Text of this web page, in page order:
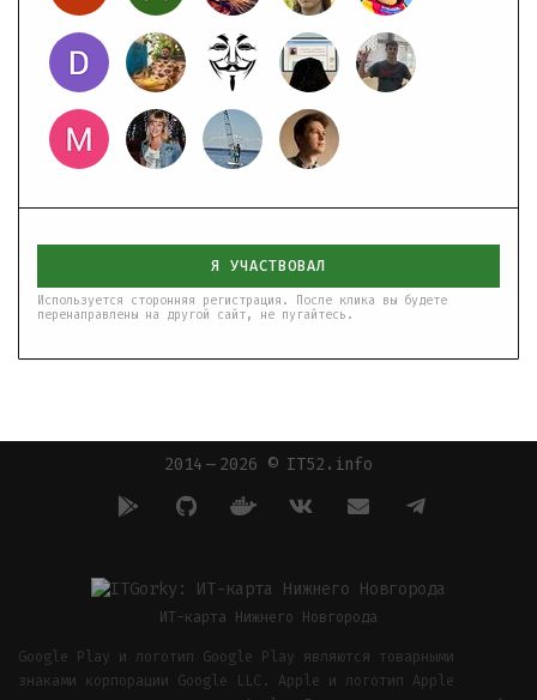
Я УЧАСТВОВАЛ
Используется сторонняя регистрация. После клика вы будете
перенаправлены на другой сайт, не пугайтесь.
2014 — 2026 © IT52.info
ИТ-карта Нижнего Новгорода
Google Play и логотип Google Play являются товарными
знаками корпорации Google LLC. Apple и логотип Apple